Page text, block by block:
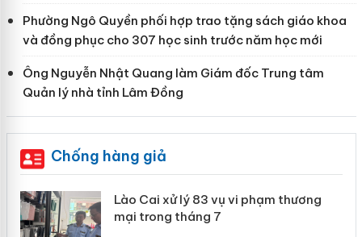
Phường Ngô Quyền phối hợp trao tặng sách giáo khoa
và đồng phục cho 307 học sinh trước năm học mới
Ông Nguyễn Nhật Quang làm Giám đốc Trung tâm
Quản lý nhà tỉnh Lâm Đồng
Chống hàng giả
Lào Cai xử lý 83 vụ vi phạm thương
mại trong tháng 7